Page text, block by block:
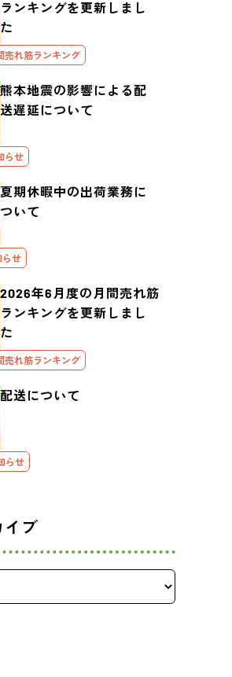
ランキングを更新しまし
た
売れ筋ランキング
熊本地震の影響による配
送遅延について
らせ
夏期休暇中の出荷業務に
ついて
らせ
2026年6月度の月間売れ筋
ランキングを更新しまし
た
売れ筋ランキング
配送について
らせ
イブ